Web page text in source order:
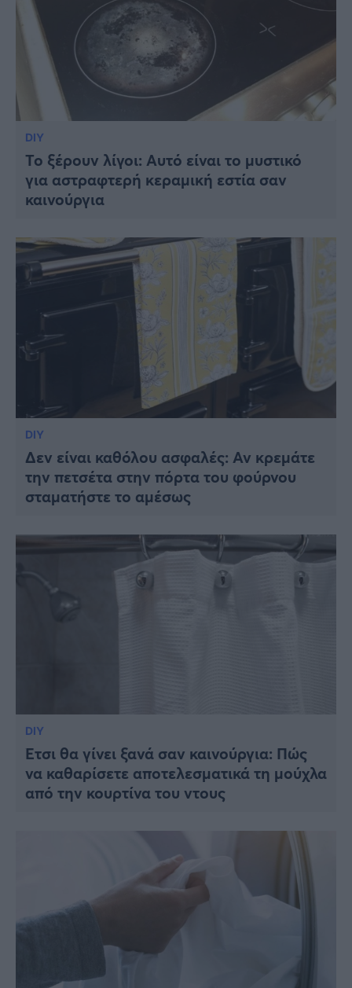
DIY
Το ξέρουν λίγοι: Αυτό είναι το μυστικό
για αστραφτερή κεραμική εστία σαν
καινούργια
DIY
Δεν είναι καθόλου ασφαλές: Αν κρεμάτε
την πετσέτα στην πόρτα του φούρνου
σταματήστε το αμέσως
DIY
Έτσι θα γίνει ξανά σαν καινούργια: Πώς
να καθαρίσετε αποτελεσματικά τη μούχλα
από την κουρτίνα του ντους